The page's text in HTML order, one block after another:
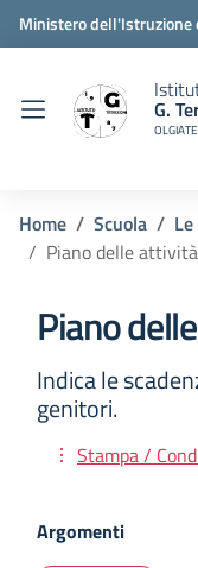
Ministero dell'Istruzione
G.
Home Scuola
Piano delle
Piano
Indica le
genitori.
Stampa /
Argomenti